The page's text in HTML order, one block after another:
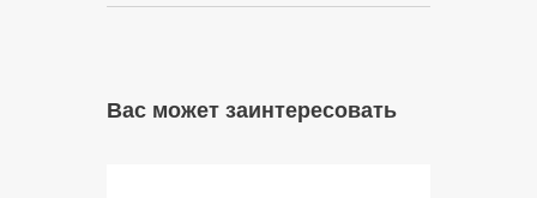
Вас может заинтересовать